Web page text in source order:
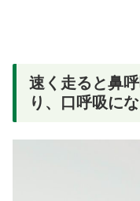
速く走ると鼻
り、口呼吸に